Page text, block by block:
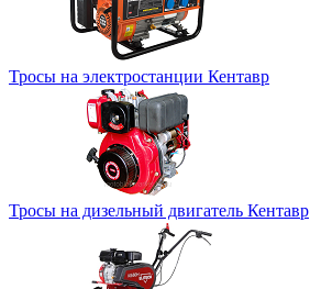
Тросы на электростанции Кентавр
Тросы на дизельный двигатель Кентавр